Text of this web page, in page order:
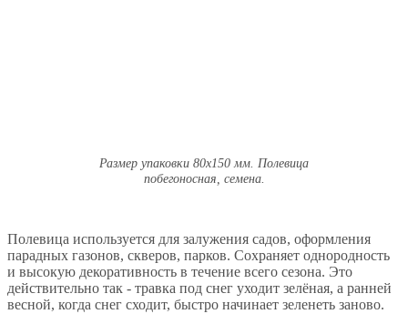
Размер упаковки 80x150 мм. Полевица
побегоносная, семена.
Полевица используется для залужения садов, оформления
парадных газонов, скверов, парков. Сохраняет однородность
и высокую декоративность в течение всего сезона. Это
действительно так - травка под снег уходит зелёная, а ранней
весной, когда снег сходит, быстро начинает зеленеть заново.